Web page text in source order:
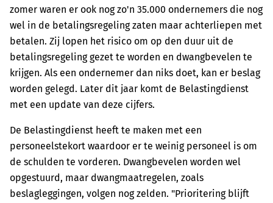
zomer waren er ook nog zo'n 35.000 ondernemers die nog
wel in de betalingsregeling zaten maar achterliepen met
betalen. Zij lopen het risico om op den duur uit de
betalingsregeling gezet te worden en dwangbevelen te
krijgen. Als een ondernemer dan niks doet, kan er beslag
worden gelegd. Later dit jaar komt de Belastingdienst
met een update van deze cijfers.
De Belastingdienst heeft te maken met een
personeelstekort waardoor er te weinig personeel is om
de schulden te vorderen. Dwangbevelen worden wel
opgestuurd, maar dwangmaatregelen, zoals
beslagleggingen, volgen nog zelden. "Prioritering blijft